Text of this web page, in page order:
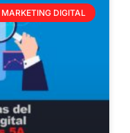
MARKETING DIGITAL